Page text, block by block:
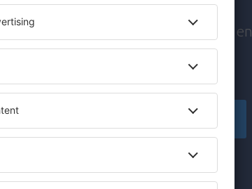
goedkope vluchten, stedentrips en
anderen ze zien.
deals, aanbevolen door reizigers!
Aanmelden
Ik ga akkoord om marketinginformatie (via
het e-mailadres dat door mij wordt verstrekt.